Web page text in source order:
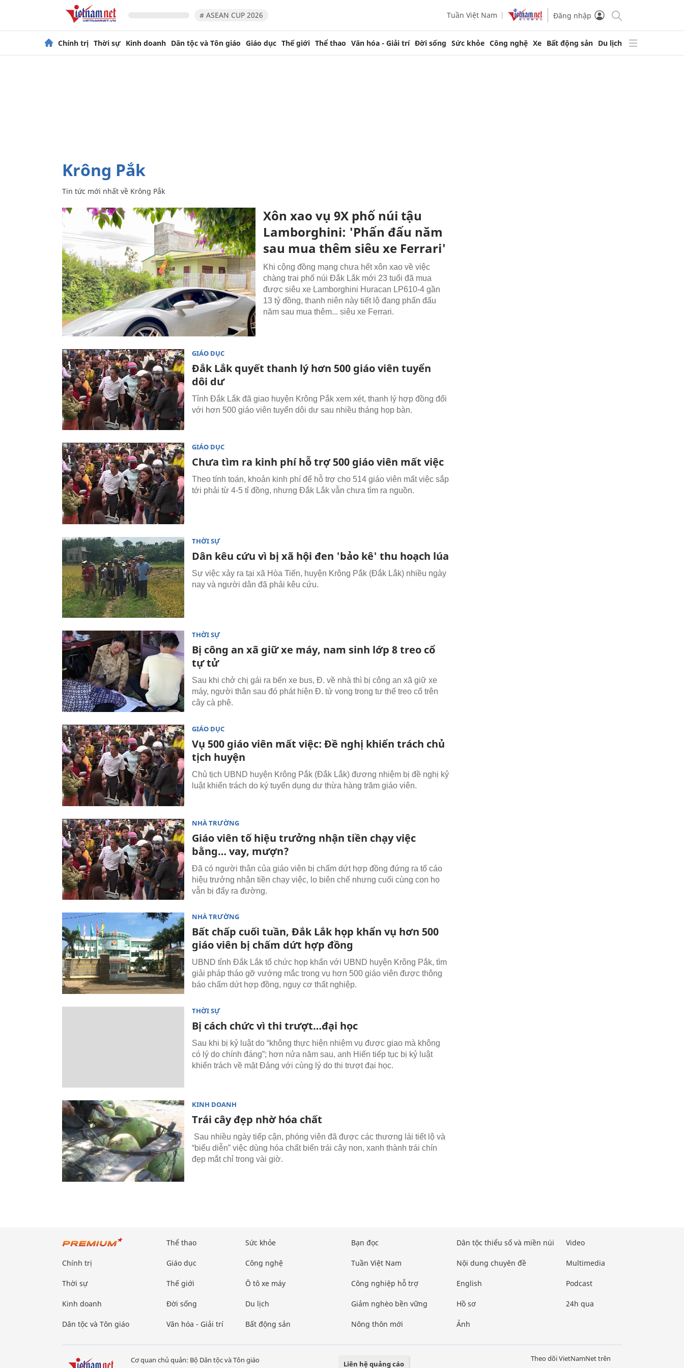
# ASEAN CUP 2026 Tuần Việt Nam Đăng nhập
Chính trị Thời sự Kinh doanh Dân tộc và Tôn giáo Giáo dục Thế giới Thể thao Văn hóa - Giải trí Đời sống Sức khỏe Công nghệ Xe Bất động sản Du lịch
Krông Pắk
Tin tức mới nhất về Krông Pắk
Xôn xao vụ 9X phố núi tậu
Lamborghini: 'Phấn đấu năm
sau mua thêm siêu xe Ferrari'
Khi cộng đồng mạng chưa hết xôn xao về việc
chàng trai phố núi Đắk Lắk mới 23 tuổi đã mua
được siêu xe Lamborghini Huracan LP610-4 gần
13 tỷ đồng, thanh niên này tiết lộ đang phấn đấu
năm sau mua thêm... siêu xe Ferrari.
GIÁO DỤC
Đắk Lắk quyết thanh lý hơn 500 giáo viên tuyển
dôi dư
Tỉnh Đắk Lắk đã giao huyện Krông Pắk xem xét, thanh lý hợp đồng đối
với hơn 500 giáo viên tuyển dôi dư sau nhiều tháng họp bàn.
GIÁO DỤC
Chưa tìm ra kinh phí hỗ trợ 500 giáo viên mất việc
Theo tính toán, khoản kinh phí để hỗ trợ cho 514 giáo viên mất việc sắp
tới phải từ 4-5 tỉ đồng, nhưng Đắk Lắk vẫn chưa tìm ra nguồn.
THỜI SỰ
Dân kêu cứu vì bị xã hội đen 'bảo kê' thu hoạch lúa
Sự việc xảy ra tại xã Hòa Tiến, huyện Krông Pắk (Đắk Lắk) nhiều ngày
nay và người dân đã phải kêu cứu.
THỜI SỰ
Bị công an xã giữ xe máy, nam sinh lớp 8 treo cổ
tự tử
Sau khi chở chị gái ra bến xe bus, Đ. về nhà thì bị công an xã giữ xe
máy, người thân sau đó phát hiện Đ. tử vong trong tư thế treo cổ trên
cây cà phê.
GIÁO DỤC
Vụ 500 giáo viên mất việc: Đề nghị khiển trách chủ
tịch huyện
Chủ tịch UBND huyện Krông Pắk (Đắk Lắk) đương nhiệm bị đề nghị kỷ
luật khiển trách do ký tuyển dụng dư thừa hàng trăm giáo viên.
NHÀ TRƯỜNG
Giáo viên tố hiệu trưởng nhận tiền chạy việc
bằng… vay, mượn?
Đã có người thân của giáo viên bị chấm dứt hợp đồng đứng ra tố cáo
hiệu trưởng nhận tiền chạy việc, lo biên chế nhưng cuối cùng con họ
vẫn bị đẩy ra đường.
NHÀ TRƯỜNG
Bất chấp cuối tuần, Đắk Lắk họp khẩn vụ hơn 500
giáo viên bị chấm dứt hợp đồng
UBND tỉnh Đắk Lắk tổ chức họp khẩn với UBND huyện Krông Pắk, tìm
giải pháp tháo gỡ vướng mắc trong vụ hơn 500 giáo viên được thông
báo chấm dứt hợp đồng, nguy cơ thất nghiệp.
THỜI SỰ
Bị cách chức vì thi trượt…đại học
Sau khi bị kỷ luật do “không thực hiện nhiệm vụ được giao mà không
có lý do chính đáng”; hơn nửa năm sau, anh Hiến tiếp tục bị kỷ luật
khiển trách về mặt Đảng với cùng lý do thi trượt đại học.
KINH DOANH
Trái cây đẹp nhờ hóa chất
Sau nhiều ngày tiếp cận, phóng viên đã được các thương lái tiết lộ và
“biểu diễn” việc dùng hóa chất biến trái cây non, xanh thành trái chín
đẹp mắt chỉ trong vài giờ.
Chính trị
Thời sự
Kinh doanh
Dân tộc và Tôn giáo
Thể thao
Giáo dục
Thế giới
Đời sống
Văn hóa - Giải trí
Sức khỏe
Công nghệ
Ô tô xe máy
Du lịch
Bất động sản
Bạn đọc
Tuần Việt Nam
Công nghiệp hỗ trợ
Giảm nghèo bền vững
Nông thôn mới
Dân tộc thiểu số và miền núi
Nội dung chuyên đề
English
Hồ sơ
Ảnh
Video
Multimedia
Podcast
24h qua
Cơ quan chủ quản: Bộ Dân tộc và Tôn giáo Liên hệ quảng cáo
Theo dõi VietNamNet trên